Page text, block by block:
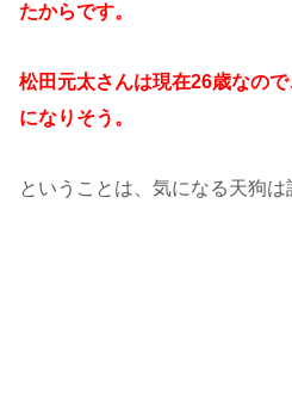
たからです。
松田元太さんは現在26歳なの
になりそう。
ということは、気になる天狗は